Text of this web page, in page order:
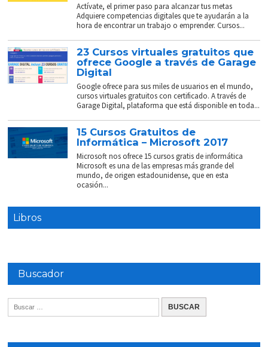
Actívate, el primer paso para alcanzar tus metas
Adquiere competencias digitales que te ayudarán a la
hora de encontrar un trabajo o emprender. Cursos...
23 Cursos virtuales gratuitos que
ofrece Google a través de Garage
Digital
Google ofrece para sus miles de usuarios en el mundo,
cursos virtuales gratuitos con certificado. A través de
Garage Digital, plataforma que está disponible en toda...
15 Cursos Gratuitos de
Informática – Microsoft 2017
Microsoft nos ofrece 15 cursos gratis de informática
Microsoft es una de las empresas más grande del
mundo, de origen estadounidense, que en esta
ocasión...
Libros
Buscador